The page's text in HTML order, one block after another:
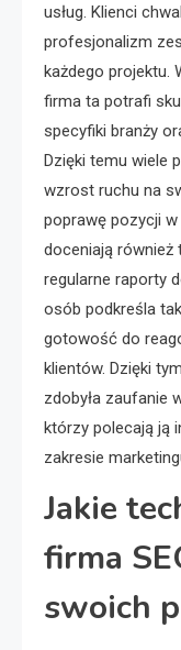
usług. Klienci
profesjonalizm
każdego projektu.
firma ta potrafi
specyfiki branży
Dzięki temu wiele
wzrost ruchu na
poprawę pozycji w
doceniają również
regularne raporty
osób podkreśla
gotowość do
klientów. Dzięki
zdobyła zaufanie
którzy polecają ją
zakresie
Jakie
firma
swoich